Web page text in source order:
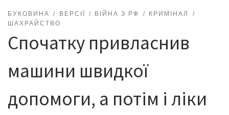
БУКОВИНА ВЕРСІЇ ВІЙНА З РФ
КРИМІНАЛ
ШАХРАЙСТВО
Спочатку привласнив
машини швидкої
допомоги, а потім і ліки